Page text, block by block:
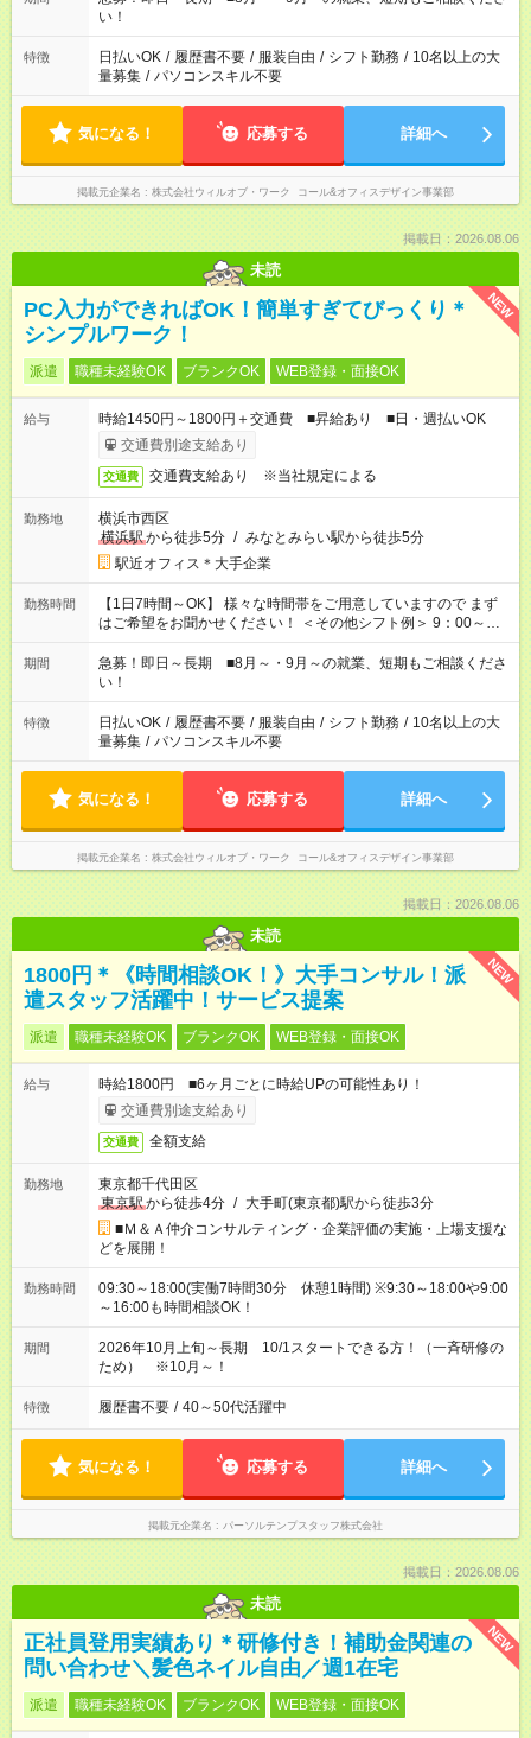
い！
特徴 日払いOK / 履歴書不要 / 服装自由 / シフト勤務 / 10名以上の大
量募集 / パソコンスキル不要
気になる！ 応募する 詳細へ
掲載元企業名 株式会社ウィルオブ・ワーク コール&オフィスデザイン事業部
掲載日：2026.08.06
未読
NEW
PC入力ができればOK！簡単すぎてびっくり＊
シンプルワーク！
派遣 職種未経験OK ブランクOK WEB登録・面接OK
給与
時給1450円～1800円＋交通費 ■昇給あり ■日・週払いOK
交通費別途支給あり
交通費 交通費支給あり ※当社規定による
勤務地
横浜市西区
横浜駅から徒歩5分 / みなとみらい駅から徒歩5分
駅近オフィス＊大手企業
勤務時間
【1日7時間～OK】 様々な時間帯をご用意していますので まず
はご希望をお聞かせください！ ＜その他シフト例＞ 9：00～
17：00 11：00～20：00 などなど！その他のお時間もOKです！
期間
急募！即日～長期 ■8月～・9月～の就業、短期もご相談くださ
い！
特徴 日払いOK / 履歴書不要 / 服装自由 / シフト勤務 / 10名以上の大
量募集 / パソコンスキル不要
気になる！ 応募する 詳細へ
掲載元企業名 株式会社ウィルオブ・ワーク コール&オフィスデザイン事業部
掲載日：2026.08.06
未読
NEW
1800円＊《時間相談OK！》大手コンサル！派
遣スタッフ活躍中！サービス提案
派遣 職種未経験OK ブランクOK WEB登録・面接OK
給与
時給1800円 ■6ヶ月ごとに時給UPの可能性あり！
交通費別途支給あり
交通費 全額支給
勤務地
東京都千代田区
東京駅から徒歩4分 / 大手町(東京都)駅から徒歩3分
■Ｍ＆Ａ仲介コンサルティング・企業評価の実施・上場支援な
どを展開！
勤務時間
09:30～18:00(実働7時間30分 休憩1時間) ※9:30～18:00や9:00
～16:00も時間相談OK！
期間
2026年10月上旬～長期 10/1スタートできる方！（一斉研修の
ため） ※10月～！
特徴 履歴書不要 / 40～50代活躍中
気になる！ 応募する 詳細へ
掲載元企業名 パーソルテンプスタッフ株式会社
掲載日：2026.08.06
未読
NEW
正社員登用実績あり＊研修付き！補助金関連の
問い合わせ＼髪色ネイル自由／週1在宅
派遣 職種未経験OK ブランクOK WEB登録・面接OK